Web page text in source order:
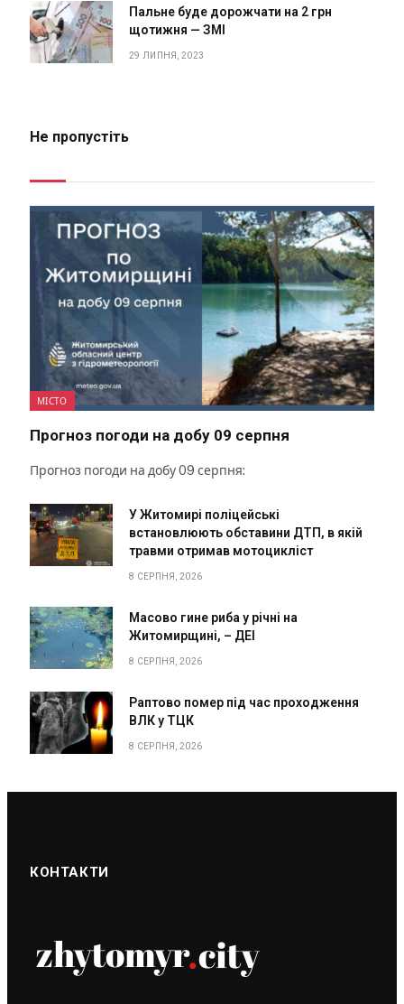
Пальне буде дорожчати на 2 грн
щотижня — ЗМІ
29 ЛИПНЯ, 2023
Не пропустіть
МІСТО
Прогноз погоди на добу 09 серпня
Прогноз погоди на добу 09 серпня:
У Житомирі поліцейські
встановлюють обставини ДТП, в якій
травми отримав мотоцикліст
8 СЕРПНЯ, 2026
Масово гине риба у річні на
Житомирщині, – ДЕІ
8 СЕРПНЯ, 2026
Раптово помер під час проходження
ВЛК у ТЦК
8 СЕРПНЯ, 2026
КОНТАКТИ